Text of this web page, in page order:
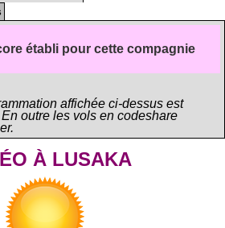
établi pour cette compagnie
affichée ci-dessus est
outre les vols en codeshare
À LUSAKA